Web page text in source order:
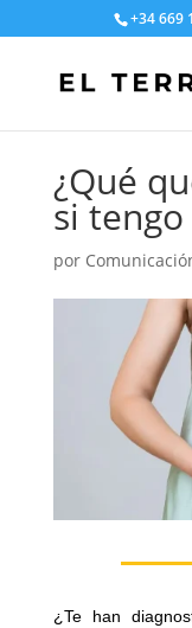
+34 669
¿Qué
si
por
¿Te han